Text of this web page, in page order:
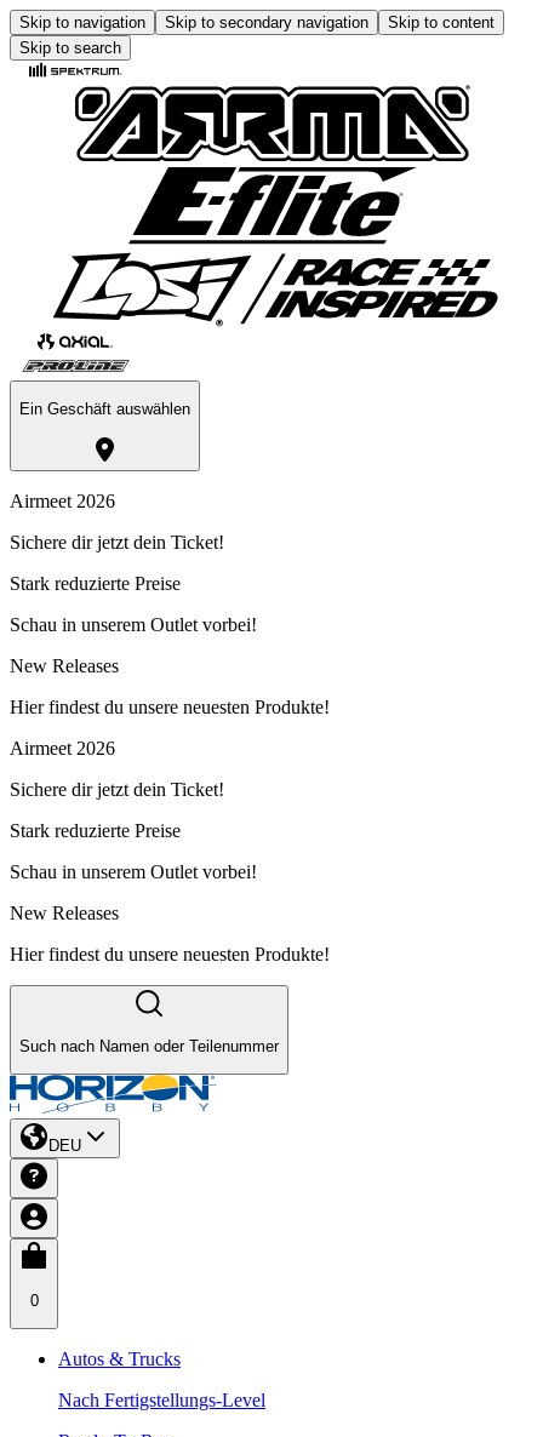
Skip to navigation Skip to secondary navigation
Skip to content
Skip to search
Ein Geschäft auswählen
Airmeet 2026
Sichere dir jetzt dein Ticket!
Stark reduzierte Preise
Schau in unserem Outlet vorbei!
New Releases
Hier findest du unsere neuesten Produkte!
Airmeet 2026
Sichere dir jetzt dein Ticket!
Stark reduzierte Preise
Schau in unserem Outlet vorbei!
New Releases
Hier findest du unsere neuesten Produkte!
Such nach Namen oder Teilenummer
DEU
0
Autos & Trucks
Nach Fertigstellungs-Level